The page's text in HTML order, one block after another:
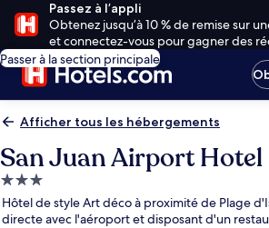
Passez à l’appli
Obtenez jusqu’à 10 % de remise sur
et connectez-vous pour gagner des
Passer à la section principale
Afficher tous les hébergements
San Juan Airport Hotel
Hébergement
3.0 étoiles
Hôtel de style Art déco à proximité de Plage
directe avec l'aéroport et disposant d'un